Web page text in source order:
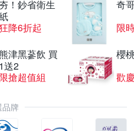
夯！鈔省衛生
降6折起
奇
限
熊津黑蔘飲 買
1送2
限搶超值組
櫻
歡
品牌